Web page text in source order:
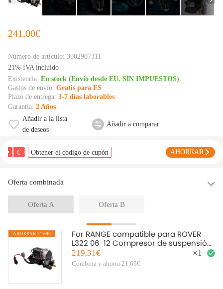
241,00€
Número de artículo: 3002907311
21% IVA incluido
Existencia: En stock (Envío desde EU. SIN IMPUESTOS)
Gastos de envío: Gratis para ES
Plazo de entrega: 3-7 días laborables
Garantía: 2 Años
Añadir a la lista
de deseos
Añadir a comparar
€ Obtener el código de cupón AHORRAR
Oferta combinada
Oferta A Oferta B
AHORRAR:21,69€
For RANGE compatible para ROVER
L322 06-12 Compresor de suspensión
neumática Air Pump
219,31€
Combina y ahorra 21,69€
×1